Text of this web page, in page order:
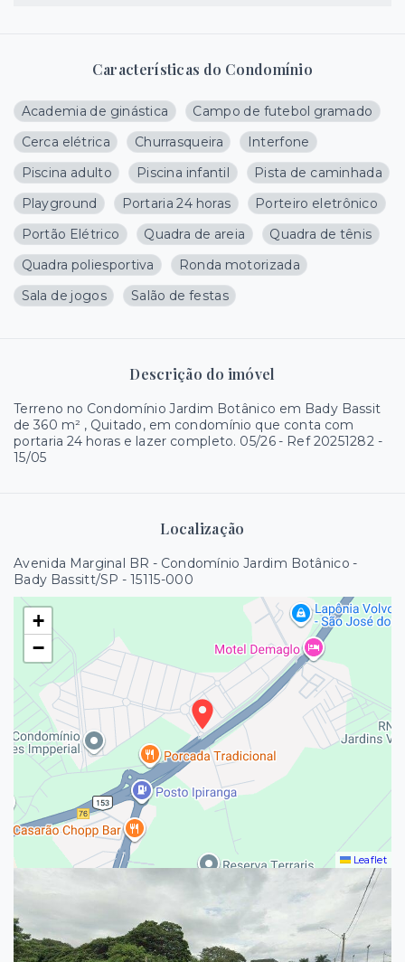
Características do Condomínio
Academia de ginástica
Campo de futebol gramado
Cerca elétrica
Churrasqueira
Interfone
Piscina adulto
Piscina infantil
Pista de caminhada
Playground
Portaria 24 horas
Porteiro eletrônico
Portão Elétrico
Quadra de areia
Quadra de tênis
Quadra poliesportiva
Ronda motorizada
Sala de jogos
Salão de festas
Descrição do imóvel
Terreno no Condomínio Jardim Botânico em Bady Bassit
de 360 m² , Quitado, em condomínio que conta com
portaria 24 horas e lazer completo. 05/26 - Ref 20251282 -
15/05
Localização
Avenida Marginal BR - Condomínio Jardim Botânico -
Bady Bassitt/SP - 15115-000
+
−
Leaflet